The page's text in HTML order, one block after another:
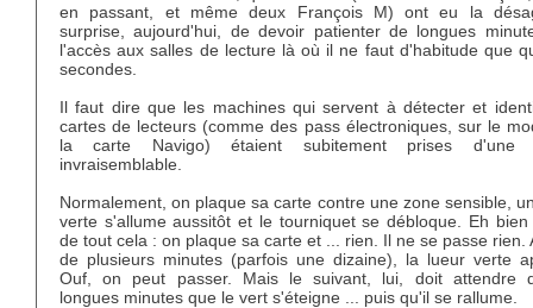
en passant, et même deux François M) ont eu la
surprise, aujourd'hui, de devoir patienter de longues
l'accès aux salles de lecture là où il ne faut d'habitude que
secondes.
Il faut dire que les machines qui servent à détecter et
cartes de lecteurs (comme des pass électroniques, sur le
la carte Navigo) étaient subitement prises d'une
invraisemblable.
Normalement, on plaque sa carte contre une zone sensible,
verte s'allume aussitôt et le tourniquet se débloque. Eh
de tout cela : on plaque sa carte et ... rien. Il ne se passe rien.
de plusieurs minutes (parfois une dizaine), la lueur verte
Ouf, on peut passer. Mais le suivant, lui, doit attendre
longues minutes que le vert s'éteigne ... puis qu'il se rallume.